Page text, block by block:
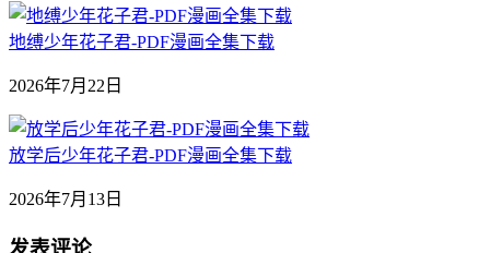
地缚少年花子君-PDF漫画全集下载
2026年7月22日
放学后少年花子君-PDF漫画全集下载
2026年7月13日
发表评论